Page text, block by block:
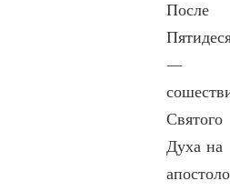
После
—
Святого
Духа на